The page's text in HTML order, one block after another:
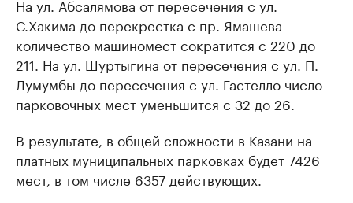
На ул. Абсалямова от пересечения с ул.
С.Хакима до перекрестка с пр. Ямашева
количество машиномест сократится с 220 до
211. На ул. Шуртыгина от пересечения с ул. П.
Лумумбы до пересечения с ул. Гастелло число
парковочных мест уменьшится с 32 до 26.
В результате, в общей сложности в Казани на
платных муниципальных парковках будет 7426
мест, в том числе 6357 действующих.